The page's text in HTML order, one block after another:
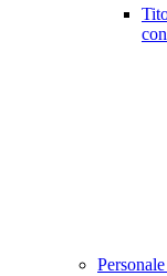
Personale